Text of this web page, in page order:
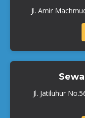
Jl. Amir
Jl. Jatiluhur